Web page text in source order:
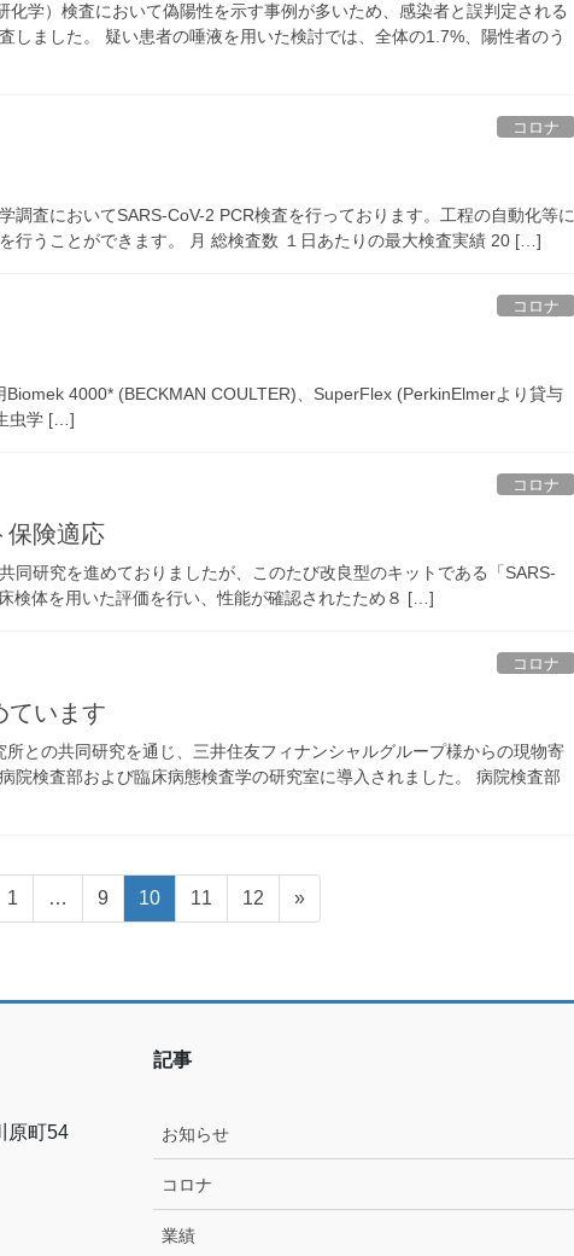
学）検査において偽陽性を示す事例が多いため、感染者と誤判定される
しました。 疑い患者の唾液を用いた検討では、全体の1.7%、陽性者のう
コロナ
調査においてSARS-CoV-2 PCR検査を行っております。工程の自動化等に
行うことができます。 月 総検査数 １日あたりの最大検査実績 20 […]
コロナ
4000* (BECKMAN COULTER)、SuperFlex (PerkinElmerより貸与
虫学 […]
コロナ
保険適応
同研究を進めておりましたが、このたび改良型のキットである「SARS-
検体を用いた評価を行い、性能が確認されたため８ […]
コロナ
ています
との共同研究を通じ、三井住友フィナンシャルグループ様からの現物寄
院検査部および臨床病態検査学の研究室に導入されました。 病院検査部
固
定
1 …
固
定
9
固
定
10
固
定
11
固
定
12 »
原町54
記事
お知らせ
コロナ
業績